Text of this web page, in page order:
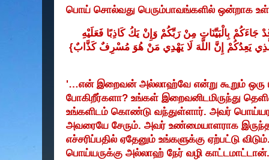
பொய் சொல்வது பெரும்பாவங்களில் ஒன்றாக
جَاءَكُمْ بِالْبَيِّنَاتِ مِنْ رَبِّكُمْ وَإِنْ يَكُ كَاذِبًا فَعَلَيْهِ
يَعِدُكُمْ إِنَّ اللَّهَ لَا يَهْدِي مَنْ هُوَ مُسْرِفٌ كَذَّابٌ}
'…என் இறைவன் அல்லாஹ்வே என்று கூறும்
போகிறீர்களா? உங்கள் இறைவனிடமிருந்து
உங்களிடம் கொண்டு வந்துள்ளார். அவர்
அவரையே சேரும். அவர் உண்மையாளராக
எச்சரிப்பதில் ஏதேனும் உங்களுக்கு ஏற்பட்டு
பொய்யருக்கு அல்லாஹ் நேர் வழி காட்டமாட்டான்.